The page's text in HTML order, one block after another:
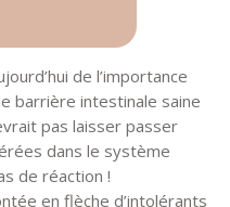
de l’importance
barrière intestinale saine
pas laisser passer
dans le système
de réaction !
en flèche d’intolérants